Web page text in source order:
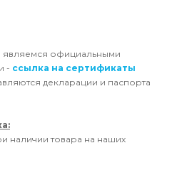
официальными
- ссылка на сертификаты
декларации и паспорта
наличии товара на наших